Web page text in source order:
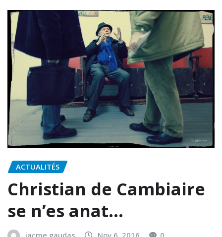
ACTUALITÉS
Christian de Cambiaire
se n’es anat…
jacme gaudas Nov 6, 2016 0